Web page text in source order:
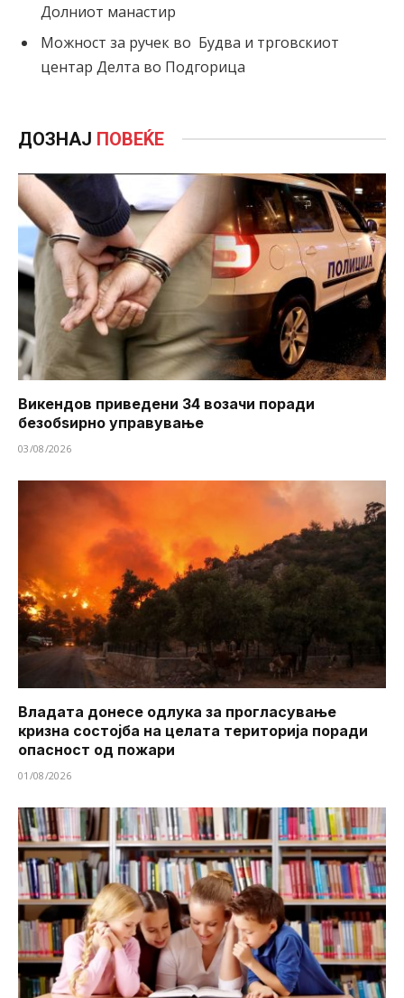
Долниот манастир
Можност за ручек во Будва и трговскиот
центар Делта во Подгорица
ДОЗНАЈ ПОВЕЌЕ
Викендов приведени 34 возачи поради
безобѕирно управување
03/08/2026
Владата донесе одлука за прогласување
кризна состојба на целата територија поради
опасност од пожари
01/08/2026